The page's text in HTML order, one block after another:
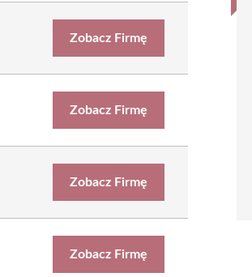
Zobacz Firmę
Zobacz Firmę
Zobacz Firmę
Zobacz Firmę